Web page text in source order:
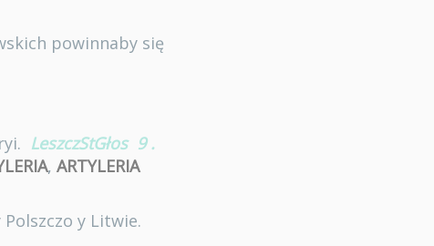
powinnaby się
LeszczStGłos 9 .
, ARTYLERIA
Polszczo y Litwie.